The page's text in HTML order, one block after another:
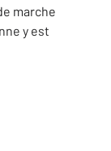
marche
y est